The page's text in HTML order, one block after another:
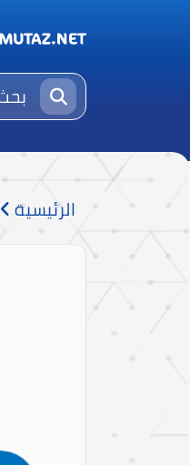
الرئيسية